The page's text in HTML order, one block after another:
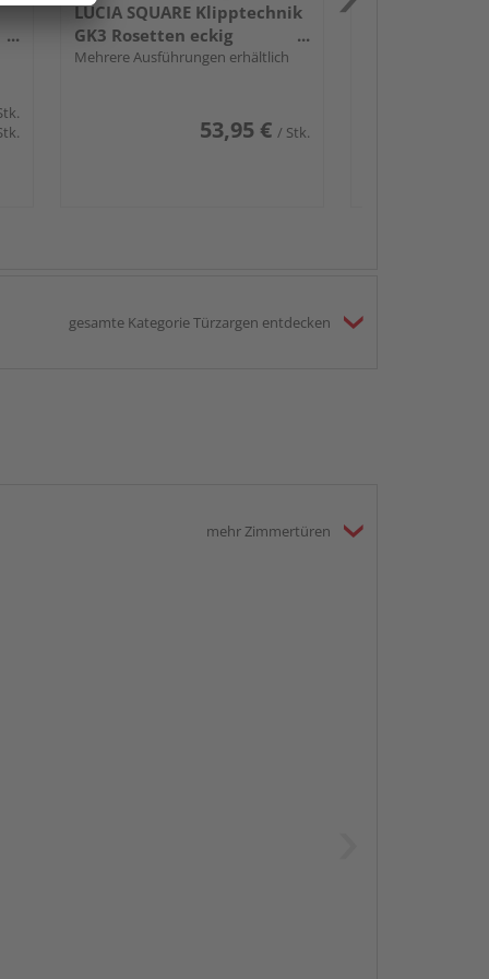
LUCIA SQUARE Klipptechnik
GK3 Rosetten eckig
Buntbart Edelst. ma.
Mehrere Ausführungen erhältlich
53,95 € / Stk.
gesamte Kategorie Türzargen entdecken
mehr Zimmertüren